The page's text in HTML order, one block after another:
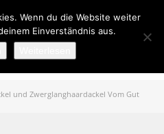
und Zwerglanghaardackel Vom Gut
Wenn du die Website weiter
Einverständnis aus.